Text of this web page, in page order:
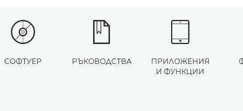
СОФТУЕР РЪКОВОДСТВА
ПРИЛОЖЕНИЯ
И ФУНКЦИИ